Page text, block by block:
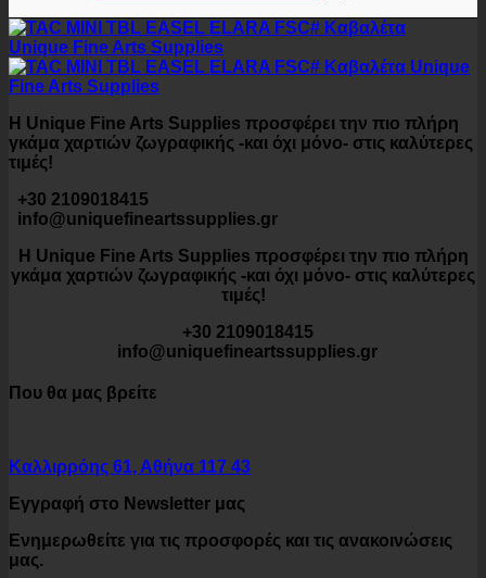
Η Unique Fine Arts Supplies προσφέρει την πιο πλήρη
γκάμα χαρτιών ζωγραφικής -και όχι μόνο- στις καλύτερες
τιμές!
+30 2109018415
info@uniquefineartssupplies.gr
Η Unique Fine Arts Supplies προσφέρει την πιο πλήρη
γκάμα χαρτιών ζωγραφικής -και όχι μόνο- στις καλύτερες
τιμές!
+30 2109018415
info@uniquefineartssupplies.gr
Που θα μας βρείτε
Καλλιρρόης 61, Αθήνα 117 43
Εγγραφή στο Newsletter μας
Ενημερωθείτε για τις προσφορές και τις ανακοινώσεις
μας.